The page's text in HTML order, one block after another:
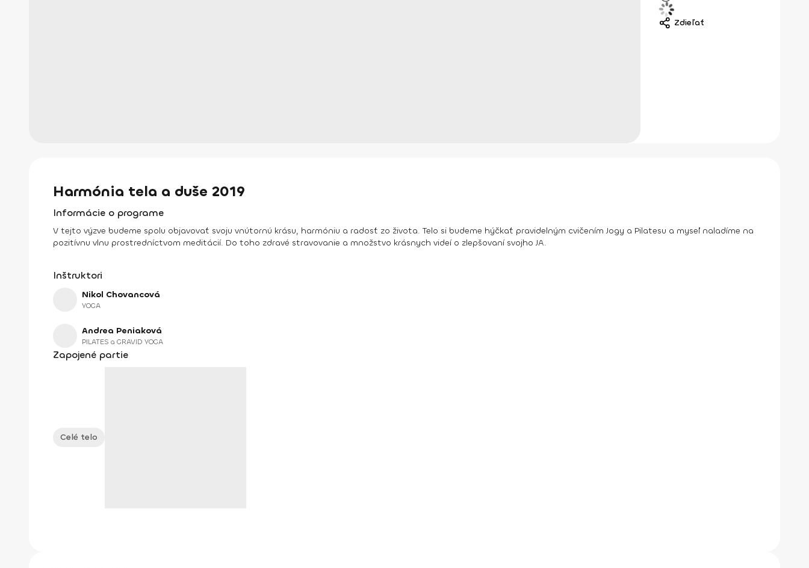
Zdieľať
Harmónia tela a duše 2019
Informácie o programe
V tejto výzve budeme spolu objavovať svoju vnútornú krásu, harmóniu a radosť zo života. Telo si budeme hýčkať pravidelným cvičením Jogy a Pilatesu a myseľ naladíme na
pozitívnu vlnu prostredníctvom meditácií. Do toho zdravé stravovanie a množstvo krásnych videí o zlepšovaní svojho JA.
Inštruktori
Nikol Chovancová
YOGA
Andrea Peniaková
PILATES a GRAVID YOGA
Zapojené partie
Celé telo